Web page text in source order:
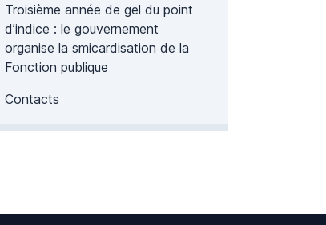
Troisième année de gel du point
d’indice : le gouvernement
organise la smicardisation de la
Fonction publique
Contacts